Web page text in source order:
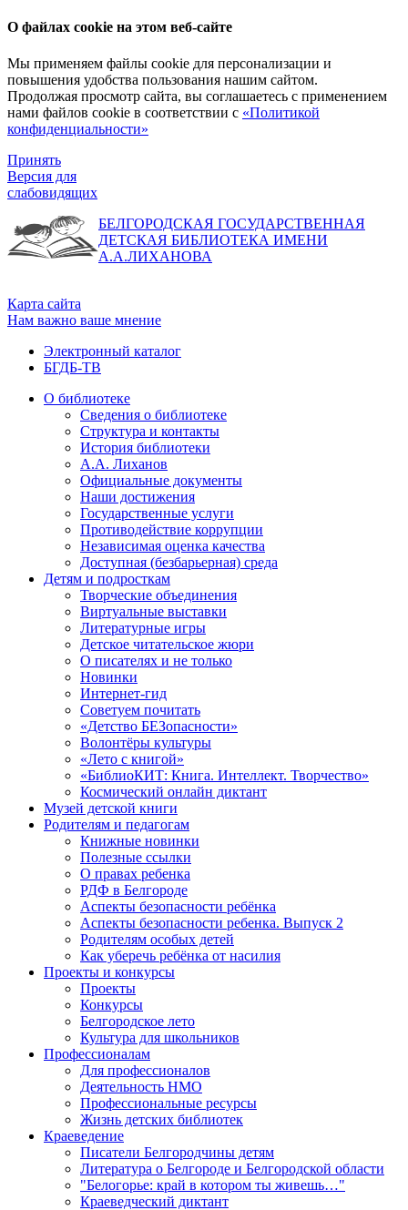
О файлах cookie на этом веб-сайте
Мы применяем файлы cookie для персонализации и
повышения удобства пользования нашим сайтом.
Продолжая просмотр сайта, вы соглашаетесь с применением
нами файлов cookie в соответствии с «Политикой
конфиденциальности»
Принять
Версия для
слабовидящих
БЕЛГОРОДСКАЯ ГОСУДАРСТВЕННАЯ
ДЕТСКАЯ БИБЛИОТЕКА ИМЕНИ
А.А.ЛИХАНОВА
Карта сайта
Нам важно ваше мнение
Электронный каталог
БГДБ-ТВ
О библиотеке
Сведения о библиотеке
Структура и контакты
История библиотеки
А.А. Лиханов
Официальные документы
Наши достижения
Государственные услуги
Противодействие коррупции
Независимая оценка качества
Доступная (безбарьерная) среда
Детям и подросткам
Творческие объединения
Виртуальные выставки
Литературные игры
Детское читательское жюри
О писателях и не только
Новинки
Интернет-гид
Советуем почитать
«Детство БЕЗопасности»
Волонтёры культуры
«Лето с книгой»
«БиблиоКИТ: Книга. Интеллект. Творчество»
Космический онлайн диктант
Музей детской книги
Родителям и педагогам
Книжные новинки
Полезные ссылки
О правах ребенка
РДФ в Белгороде
Аспекты безопасности ребёнка
Аспекты безопасности ребенка. Выпуск 2
Родителям особых детей
Как уберечь ребёнка от насилия
Проекты и конкурсы
Проекты
Конкурсы
Белгородское лето
Культура для школьников
Профессионалам
Для профессионалов
Деятельность НМО
Профессиональные ресурсы
Жизнь детских библиотек
Краеведение
Писатели Белгородчины детям
Литература о Белгороде и Белгородской области
"Белогорье: край в котором ты живешь…"
Краеведческий диктант